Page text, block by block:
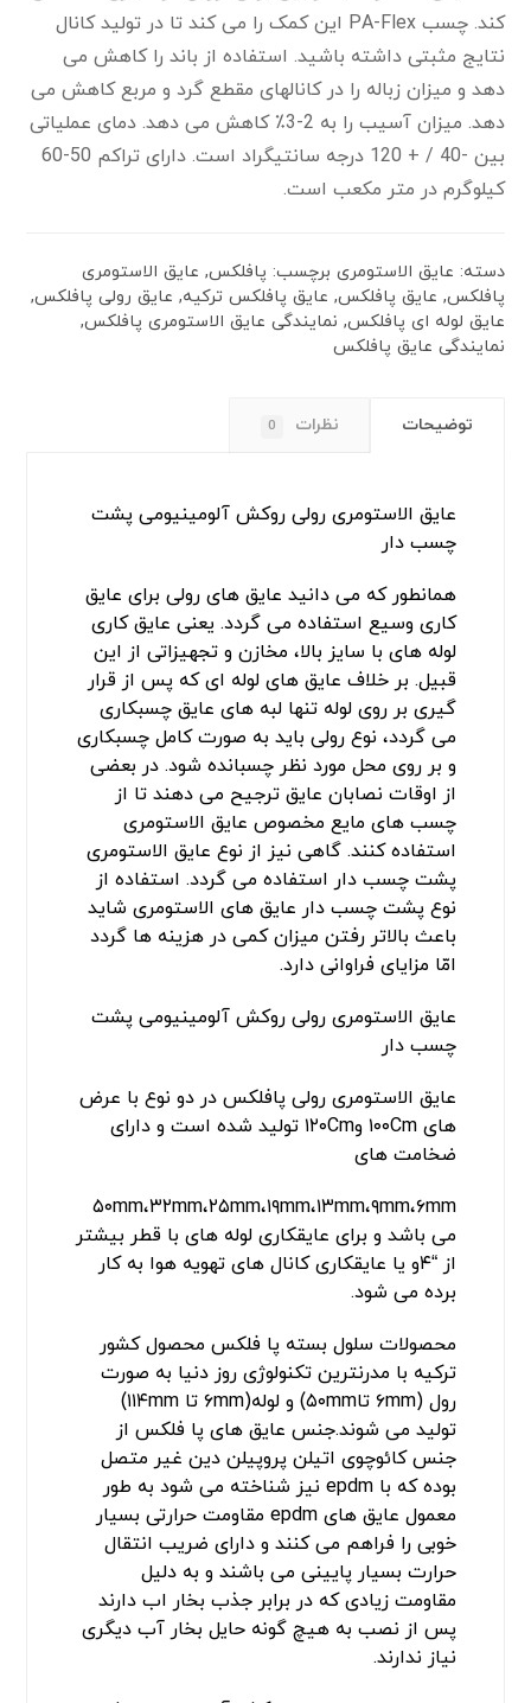
کند. چسب PA-Flex
این کمک را می کند تا در تولید کانال
نتایج مثبتی داشته باشید. استفاده از باند را کاهش می
دهد و میزان زباله را در کانالهای مقطع گرد و مربع کاهش می
دهد. میزان آسیب را به 2-3٪ کاهش می دهد.
دمای عملیاتی
بین -40 / + 120 درجه سانتیگراد است.
دارای تراکم 50-60
کیلوگرم در متر مکعب است.
دسته: عایق الاستومری برچسب: پافلکس, عایق الاستومری
پافلکس, عایق پافلکس, عایق پافلکس ترکیه, عایق رولی پافلکس,
عایق لوله ای پافلکس, نمایندگی عایق الاستومری پافلکس,
نمایندگی عایق پافلکس
توضیحات نظرات 0
عایق الاستومری رولی روکش آلومینیومی پشت
چسب دار
همانطور که می دانید عایق های رولی برای عایق
کاری وسیع استفاده می گردد. یعنی عایق کاری
لوله های با سایز بالا، مخازن و تجهیزاتی از این
قبیل. بر خلاف عایق های لوله ای که پس از قرار
گیری بر روی لوله تنها لبه های عایق چسبکاری
می گردد، نوع رولی باید به صورت کامل چسبکاری
و بر روی محل مورد نظر چسبانده شود. در بعضی
از اوقات نصابان عایق ترجیح می دهند تا از
چسب های مایع مخصوص عایق الاستومری
استفاده کنند. گاهی نیز از نوع عایق الاستومری
پشت چسب دار استفاده می گردد. استفاده از
نوع پشت چسب دار عایق های الاستومری شاید
باعث بالاتر رفتن میزان کمی در هزینه ها گردد
امّا مزایای فراوانی دارد.
عایق الاستومری رولی روکش آلومینیومی پشت
چسب دار
عایق الاستومری رولی پافلکس در دو نوع با عرض
های ۱۰۰Cm و۱۲۰Cm تولید شده است و دارای
ضخامت های
۵۰mm،۳۲mm،۲۵mm،۱۹mm،۱۳mm،۹mm،۶mm
می باشد و برای عایقکاری لوله های با قطر بیشتر
از “۴و یا عایقکاری کانال های تهویه هوا به کار
برده می شود.
محصولات سلول بسته پا فلکس محصول کشور
ترکیه با مدرنترین تکنولوژی روز دنیا به صورت
رول (۶mm تا۵۰mm) و لوله(۶mm تا ۱۱۴mm)
تولید می شوند.جنس عایق های پا فلکس از
جنس کائوچوی اتیلن پروپیلن دین غیر متصل
بوده که با epdm نیز شناخته می شود به طور
معمول عایق های epdm مقاومت حرارتی بسیار
خوبی را فراهم می کنند و دارای ضریب انتقال
حرارت بسیار پایینی می باشند و به دلیل
مقاومت زیادی که در برابر جذب بخار اب دارند
پس از نصب به هیچ گونه حایل بخار آب دیگری
نیاز ندارند.